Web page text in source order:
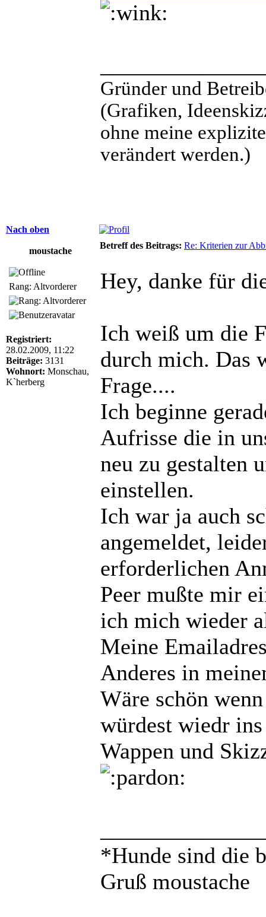
Gründer und
(Grafiken,
ohne meine
verändert werden.)
Nach oben
moustache
Betreff des Beitrags: Re: Kriterien zur
Rang: Altvorderer
Registriert:
28.02.2009, 11:22
Beiträge: 3131
Wohnort: Monschau,
K`herberg
Hey, danke für
Ich weiß um die
durch mich. Das
Frage....
Ich beginne
Aufrisse die in
neu zu gestalten
einstellen.
Ich war ja auch
angemeldet,
erforderlichen
Peer mußte mir
ich mich wieder
Meine
Anderes in
Wäre schön
würdest wiedr
Wappen und
*Hunde sind die
Gruß moustache